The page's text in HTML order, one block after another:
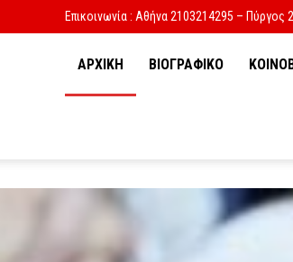
Επικοινωνία : Αθήνα 2103214295 –
ΑΡΧΙΚΗ ΒΙΟΓΡΑΦΙΚΟ